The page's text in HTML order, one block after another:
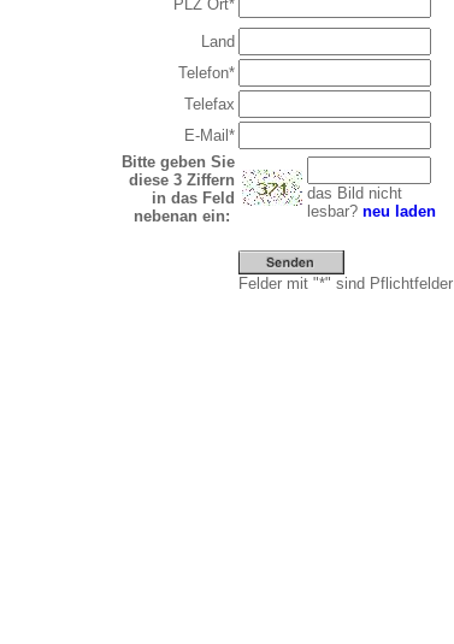
PLZ Ort*
Land
Telefon*
Telefax
E-Mail*
Bitte geben Sie
diese 3 Ziffern
in das Feld
nebenan ein:
das Bild nicht
lesbar? neu laden
Felder mit "*" sind Pflichtfelder